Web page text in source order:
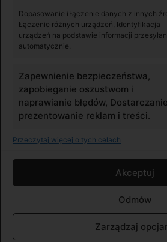
Dopasowanie i łączenie danych z innych
Łączenie różnych urządzeń, Identyfikacja
urządzeń na podstawie informacji
automatycznie.
Zapewnienie bezpieczeństwa,
zapobieganie oszustwom i
naprawianie błędów,
prezentowanie reklam i treści.
Przeczytaj więcej o tych celach
Akceptuj
Odmów
Zarządzaj
Instrukcja DJI Osmo Pocket
Pobierz
© DJI Polska. All rights
Preferencje
Polityka